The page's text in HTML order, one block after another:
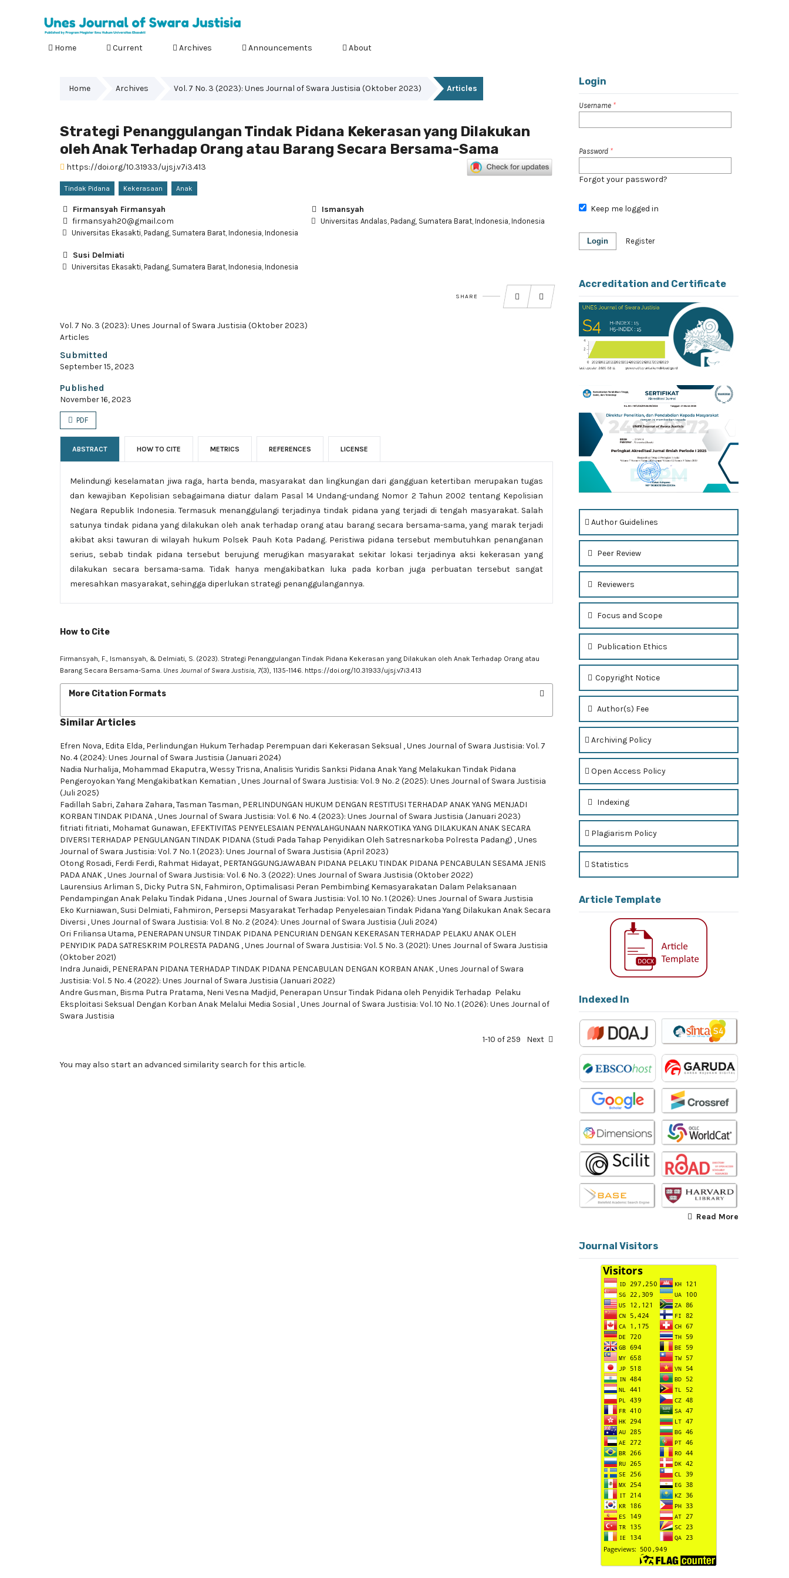
Home Current Archives Announcements About
Home Archives Vol. 7 No. 3 (2023): Unes Journal of Swara Justisia (Oktober 2023) Articles
Strategi Penanggulangan Tindak Pidana Kekerasan yang Dilakukan
oleh Anak Terhadap Orang atau Barang Secara Bersama-Sama
https://doi.org/10.31933/ujsj.v7i3.413
Tindak Pidana Kekerasaan Anak
Firmansyah Firmansyah
firmansyah20@gmail.com
Universitas Ekasakti, Padang, Sumatera Barat, Indonesia, Indonesia
Ismansyah
Universitas Andalas, Padang, Sumatera Barat, Indonesia, Indonesia
Susi Delmiati
Universitas Ekasakti, Padang, Sumatera Barat, Indonesia, Indonesia
SHARE
Vol. 7 No. 3 (2023): Unes Journal of Swara Justisia (Oktober 2023)
Articles
Submitted
September 15, 2023
Published
November 16, 2023
PDF
ABSTRACT HOW TO CITE METRICS REFERENCES LICENSE
Melindungi keselamatan jiwa raga, harta benda, masyarakat dan lingkungan dari gangguan ketertiban merupakan tugas
dan kewajiban Kepolisian sebagaimana diatur dalam Pasal 14 Undang-undang Nomor 2 Tahun 2002 tentang Kepolisian
Negara Republik Indonesia. Termasuk menanggulangi terjadinya tindak pidana yang terjadi di tengah masyarakat. Salah
satunya tindak pidana yang dilakukan oleh anak terhadap orang atau barang secara bersama-sama, yang marak terjadi
akibat aksi tawuran di wilayah hukum Polsek Pauh Kota Padang. Peristiwa pidana tersebut membutuhkan penanganan
serius, sebab tindak pidana tersebut berujung merugikan masyarakat sekitar lokasi terjadinya aksi kekerasan yang
dilakukan secara bersama-sama. Tidak hanya mengakibatkan luka pada korban juga perbuatan tersebut sangat
meresahkan masyarakat, sehingga diperlukan strategi penanggulangannya.
How to Cite
Firmansyah, F., Ismansyah, & Delmiati, S. (2023). Strategi Penanggulangan Tindak Pidana Kekerasan yang Dilakukan oleh Anak Terhadap Orang atau
Barang Secara Bersama-Sama. Unes Journal of Swara Justisia, 7(3), 1135-1146. https://doi.org/10.31933/ujsj.v7i3.413
More Citation Formats
Similar Articles
Efren Nova, Edita Elda, Perlindungan Hukum Terhadap Perempuan dari Kekerasan Seksual ,Unes Journal of Swara Justisia: Vol. 7
No. 4 (2024): Unes Journal of Swara Justisia (Januari 2024)
Nadia Nurhalija, Mohammad Ekaputra, Wessy Trisna,Analisis Yuridis Sanksi Pidana Anak Yang Melakukan Tindak Pidana
Pengeroyokan Yang Mengakibatkan Kematian ,Unes Journal of Swara Justisia: Vol. 9 No. 2 (2025): Unes Journal of Swara Justisia
(Juli 2025)
Fadillah Sabri, Zahara Zahara, Tasman Tasman, PERLINDUNGAN HUKUM DENGAN RESTITUSI TERHADAP ANAK YANG MENJADI
KORBAN TINDAK PIDANA ,Unes Journal of Swara Justisia: Vol. 6 No. 4 (2023): Unes Journal of Swara Justisia (Januari 2023)
fitriati fitriati, Mohamat Gunawan, EFEKTIVITAS PENYELESAIAN PENYALAHGUNAAN NARKOTIKA YANG DILAKUKAN ANAK SECARA
DIVERSI TERHADAP PENGULANGAN TINDAK PIDANA (Studi Pada Tahap Penyidikan Oleh Satresnarkoba Polresta Padang) ,Unes
Journal of Swara Justisia: Vol. 7 No. 1 (2023): Unes Journal of Swara Justisia (April 2023)
Otong Rosadi, Ferdi Ferdi, Rahmat Hidayat, PERTANGGUNGJAWABAN PIDANA PELAKU TINDAK PIDANA PENCABULAN SESAMA JENIS
PADA ANAK ,Unes Journal of Swara Justisia: Vol. 6 No. 3 (2022): Unes Journal of Swara Justisia (Oktober 2022)
Laurensius Arliman S, Dicky Putra SN, Fahmiron,Optimalisasi Peran Pembimbing Kemasyarakatan Dalam Pelaksanaan
Pendampingan Anak Pelaku Tindak Pidana ,Unes Journal of Swara Justisia: Vol. 10 No. 1 (2026): Unes Journal of Swara Justisia
Eko Kurniawan, Susi Delmiati, Fahmiron, Persepsi Masyarakat Terhadap Penyelesaian Tindak Pidana Yang Dilakukan Anak Secara
Diversi ,Unes Journal of Swara Justisia: Vol. 8 No. 2 (2024): Unes Journal of Swara Justisia (Juli 2024)
Ori Friliansa Utama, PENERAPAN UNSUR TINDAK PIDANA PENCURIAN DENGAN KEKERASAN TERHADAP PELAKU ANAK OLEH
PENYIDIK PADA SATRESKRIM POLRESTA PADANG ,Unes Journal of Swara Justisia: Vol. 5 No. 3 (2021): Unes Journal of Swara Justisia
(Oktober 2021)
Indra Junaidi, PENERAPAN PIDANA TERHADAP TINDAK PIDANA PENCABULAN DENGAN KORBAN ANAK ,Unes Journal of Swara
Justisia: Vol. 5 No. 4 (2022): Unes Journal of Swara Justisia (Januari 2022)
Andre Gusman, Bisma Putra Pratama, Neni Vesna Madjid, Penerapan Unsur Tindak Pidana oleh Penyidik Terhadap Pelaku
Eksploitasi Seksual Dengan Korban Anak Melalui Media Sosial ,Unes Journal of Swara Justisia: Vol. 10 No. 1 (2026): Unes Journal of
Swara Justisia
1-10 of 259 Next
You may also start an advanced similarity search for this article.
Login
Username *
Password *
Forgot your password?
Keep me logged in
Login Register
Accreditation and Certificate
Author Guidelines
Peer Review
Reviewers
Focus and Scope
Publication Ethics
Copyright Notice
Author(s) Fee
Archiving Policy
Open Access Policy
Indexing
Plagiarism Policy
Statistics
Article Template
Indexed In
Read More
Journal Visitors